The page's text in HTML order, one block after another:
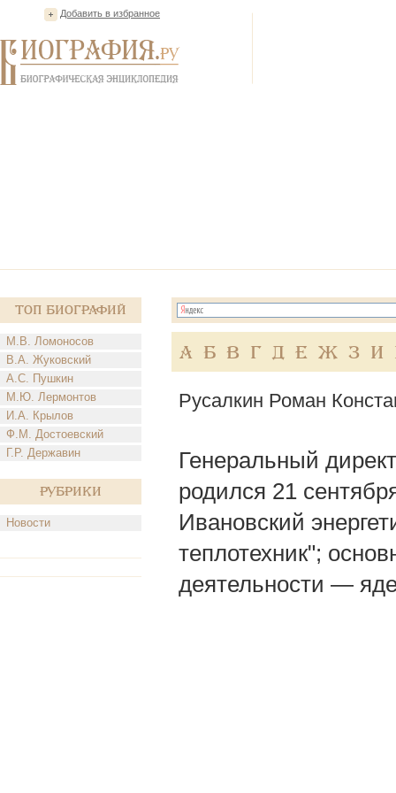
Добавить в избранное
Топ Биографий
М.В. Ломоносов
В.А. Жуковский
А.С. Пушкин
М.Ю. Лермонтов
И.А. Крылов
Ф.М. Достоевский
Г.Р. Державин
Рубрики
Новости
А Б В Г Д Е Ж З И
Русалкин Роман
Генеральный
родился 21
Ивановский
теплотехник";
деятельности —